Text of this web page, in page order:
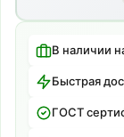
В наличии
Быстрая
ГОСТ